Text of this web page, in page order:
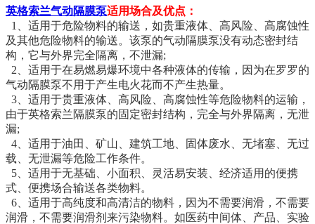
英格索兰气动隔膜泵适用场合及优点：
1、适用于危险物料的输送，如贵重液体、高风险、高腐蚀性
及其他危险物料的输送。该泵的气动隔膜泵没有动态密封结
构，它与外界完全隔离，不泄漏;
2、适用于在易燃易爆环境中各种液体的传输，因为在罗罗的
气动隔膜泵不用于产生电火花而不产生热量。
3、适用于贵重液体、高风险、高腐蚀性等危险物料的运输，
由于英格索兰隔膜泵的固定密封结构，完全与外界隔离，无泄
漏;
4、适用于油田、矿山、建筑工地、固体废水、无堵塞、无过
载、无泄漏等危险工作条件。
5、适用于无基础、小面积、灵活易安装、经济适用的便携
式、便携场合输送各类物料。
6、适用于高纯度和高清洁的物料，因为不需要润滑，不需要
润滑，不需要润滑剂来污染物料。如医药中间体、产品、实验